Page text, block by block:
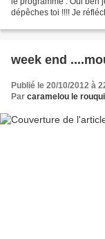
dépêches toi !!!! Je
week end
Publié le 20/10/2012 à
Par caramelou le